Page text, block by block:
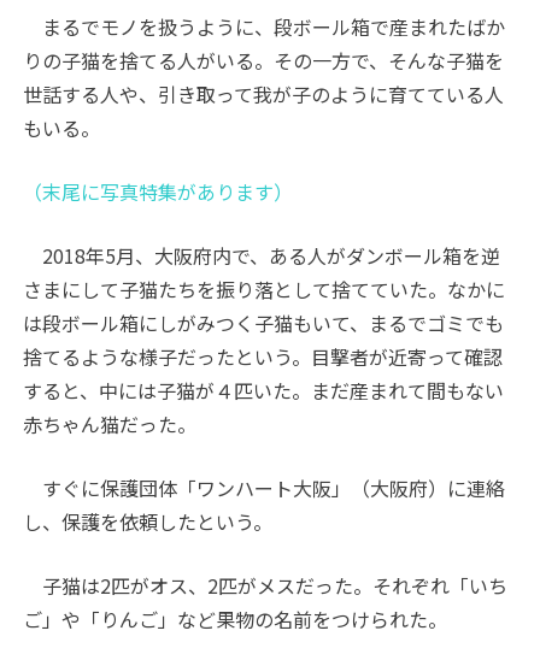
まるでモノを扱うように、段ボール箱で産まれたばか
りの子猫を捨てる人がいる。その一方で、そんな子猫を
世話する人や、引き取って我が子のように育てている人
もいる。
（末尾に写真特集があります）
2018年5月、大阪府内で、ある人がダンボール箱を逆
さまにして子猫たちを振り落として捨てていた。なかに
は段ボール箱にしがみつく子猫もいて、まるでゴミでも
捨てるような様子だったという。目撃者が近寄って確認
すると、中には子猫が４匹いた。まだ産まれて間もない
赤ちゃん猫だった。
すぐに保護団体「ワンハート大阪」（大阪府）に連絡
し、保護を依頼したという。
子猫は2匹がオス、2匹がメスだった。それぞれ「いち
ご」や「りんご」など果物の名前をつけられた。